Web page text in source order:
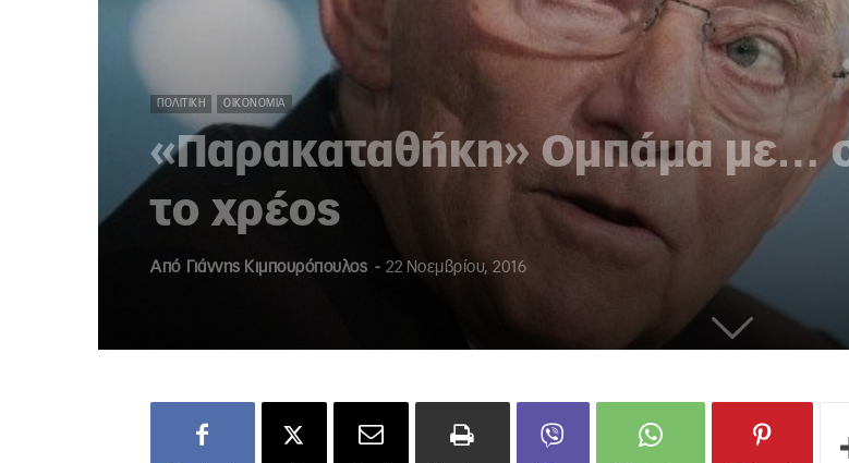
ΠΟΛΙΤΙΚΉ ΟΙΚΟΝΟΜΊΑ
«Παρακαταθήκη» Ομπάμα με…
το χρέος
Από Γιάννης Κιμπουρόπουλος - 22 Νοεμβρίου, 2016